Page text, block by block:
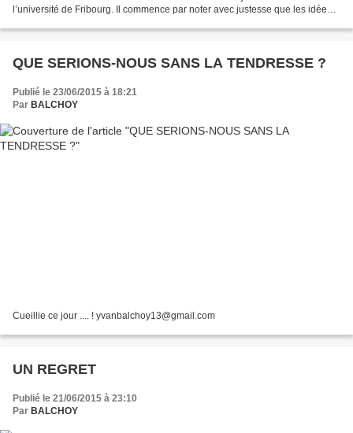
l’université de Fribourg. Il commence par noter avec justesse que les idées
QUE SERIONS-NOUS SANS LA TENDRESSE ?
Publié le 23/06/2015 à 18:21
Par BALCHOY
Cueillie ce jour .... ! yvanbalchoy13@gmail.com
UN REGRET
Publié le 21/06/2015 à 23:10
Par BALCHOY